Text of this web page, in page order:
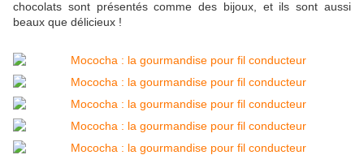
chocolats sont présentés comme des bijoux, et ils sont aussi
beaux que délicieux !